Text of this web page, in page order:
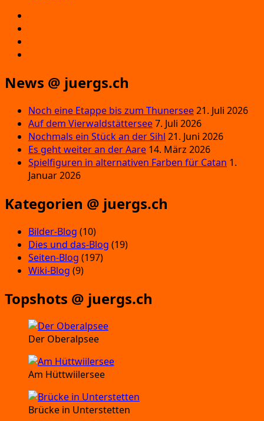
News @ juergs.ch
Noch eine Etappe bis zum Thunersee21. Juli 2026
Auf dem Vierwaldstättersee7. Juli 2026
Nochmals ein Stück an der Sihl 21. Juni 2026
Es geht weiter an der Aare 14. März 2026
Spielfiguren in alternativen Farben für Catan 1.
Januar 2026
Kategorien @ juergs.ch
Bilder-Blog (10)
Dies und das-Blog (19)
Seiten-Blog (197)
Wiki-Blog (9)
Topshots @ juergs.ch
Der Oberalpsee
Am Hüttwiilersee
Brücke in Unterstetten